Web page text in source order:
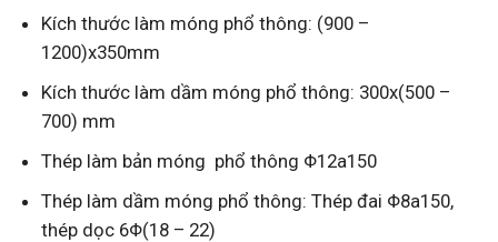
Kích thước làm móng phổ thông: (900 –
1200)x350mm
Kích thước làm dầm móng phổ thông: 300x(500 –
700) mm
Thép làm bản móng phổ thông Φ12a150
Thép làm dầm móng phổ thông: Thép đai Φ8a150,
thép dọc 6Φ(18 – 22)